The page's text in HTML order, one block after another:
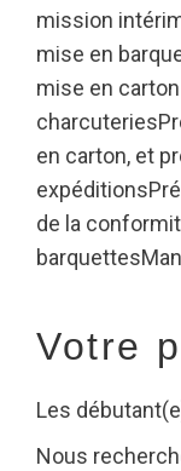
mission
mise en
mise en
en carton, et
de la
Votre
Les
Nous